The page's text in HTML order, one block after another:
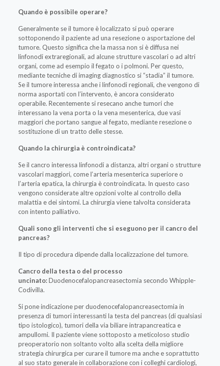
Quando è possibile operare?
Generalmente se il tumore è localizzato si può operare
sottoponendo il paziente ad una resezione o asportazione del
tumore. Questo significa che la massa non si è diffusa nei
linfonodi extraregionali, ad alcune strutture vascolari o ad altri
organi, come ad esempio il fegato o i polmoni. Per questo,
mediante tecniche di imaging diagnostico si “stadia” il tumore.
Se il tumore interessa anche i linfonodi regionali, che vengono di
norma asportati con l’intervento, è ancora considerato
operabile. Recentemente si resecano anche tumori che
interessano la vena porta o la vena mesenterica, due vasi
maggiori che portano sangue al fegato, mediante resezione o
sostituzione di un tratto delle stesse.
Quando la chirurgia è controindicata?
Se il cancro interessa linfonodi a distanza, altri organi o strutture
vascolari maggiori, come l’arteria mesenterica superiore o
l’arteria epatica, la chirurgia è controindicata. In questo caso
vengono considerate altre opzioni volte al controllo della
malattia e dei sintomi. La chirurgia viene talvolta considerata
con intento palliativo.
Quali sono gli interventi che si eseguono per il cancro del
pancreas?
Il tipo di procedura dipende dalla localizzazione del tumore.
Cancro della testa o del processo
uncinato:Duodenocefalopancreasectomia secondo Whipple-
Codivilla.
Si pone indicazione per duodenocefalopancreasectomia in
presenza di tumori interessanti la testa del pancreas (di qualsiasi
tipo istologico), tumori della via biliare intrapancreatica e
ampullomi. Il paziente viene sottoposto a meticoloso studio
preoperatorio non soltanto volto alla scelta della migliore
strategia chirurgica per curare il tumore ma anche e soprattutto
al suo stato generale in collaborazione con i colleghi cardiologi,